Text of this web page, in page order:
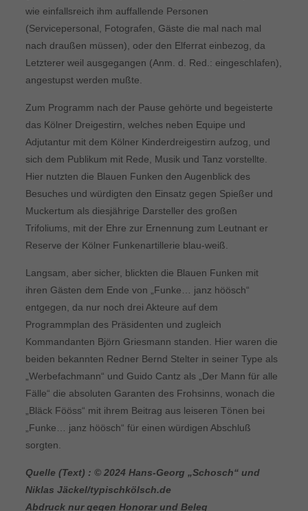
wie einfallsreich ihm auffallende Personen
(Servicepersonal, Fotografen, Gäste die mal nach mal
nach draußen müssen), oder den Elferrat einbezog, da
Letzterer weil ausgegangen (Anm. d. Red.: eingeschlafen),
angestupst werden mußte.
Zum Programm nach der Pause gehörte und begeisterte
das Kölner Dreigestirn, welches neben Equipe und
Adjutantur mit dem Kölner Kinderdreigestirn aufzog, und
sich dem Publikum mit Rede, Musik und Tanz vorstellte.
Hier nutzten die Blauen Funken den Augenblick des
Besuches und würdigten den Einsatz gegen Spießer und
Muckertum als diesjährige Darsteller des großen
Trifoliums, mit der Ehre zur Ernennung zum Leutnant er
Reserve der Kölner Funkenartillerie blau-weiß.
Langsam, aber sicher, blickten die Blauen Funken mit
ihren Gästen dem Ende von „Funke… janz höösch“
entgegen, da nur noch drei Akteure auf dem
Programmplan des Präsidenten und zugleich
Kommandanten Björn Griesmann standen. Hier waren die
beiden bekannten Redner Bernd Stelter in seiner Type als
„Werbefachmann“ und Guido Cantz als „Der Mann für alle
Fälle“ die absoluten Garanten des Frohsinns, wonach die
„Bläck Fööss“ mit ihrem Beitrag aus leiseren Tönen bei
„Funke… janz höösch“ für einen würdigen Abschluß
sorgten.
Quelle (Text) : © 2024 Hans-Georg „Schosch“ und
Niklas Jäckel/typischkölsch.de
Abdruck nur gegen Honorar und Beleg